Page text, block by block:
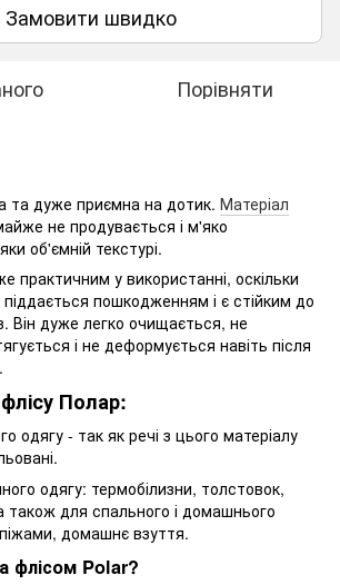
Замовити швидко
Порівняти
та дуже приємна на дотик. Матеріал
не продувається і м'яко
об'ємній текстурі.
практичним у використанні, оскільки
пошкодженням і є стійким до
Він дуже легко очищається, не
і не деформується навіть після
Полар:
одягу - так як речі з цього матеріалу
одягу: термобілизни, толстовок,
також для спального і домашнього
домашнє взуття.
флісом Polar?